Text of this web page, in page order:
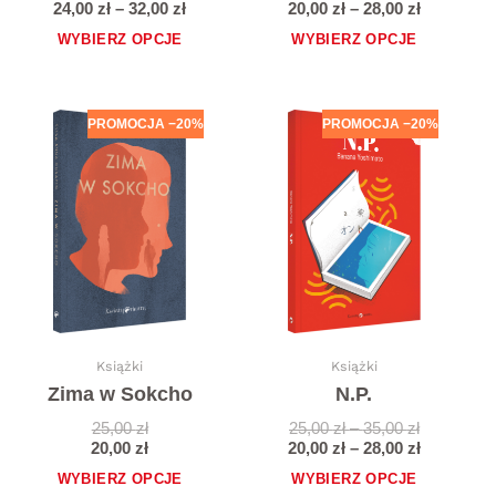
24,00zł – 32,00zł
WYBIERZ OPCJE
20,00 zł – 28,00 zł
WYBIERZ OPCJE
PROMOCJA −20%
Książki
Zima w Sokcho
25,00zł
20,00zł
WYBIERZ OPCJE
Ten
produkt
ma
wiele
wariantów.
Opcje
można
wybrać
na
produktu
PROMOCJA −20%
Książki
N.P.
25,00zł – 35,00zł
Zakres
cen:
od
20,00 zł – 28,00 zł
Zakres
cen:
od
WYBIERZ OPCJE
Ten
produkt
ma
wiele
wariantów.
Opcje
można
wybrać
na
produktu